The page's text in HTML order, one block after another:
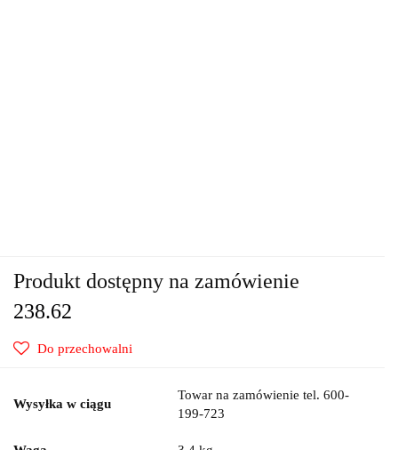
Produkt dostępny na zamówienie
238.62
Do przechowalni
Wysyłka w ciągu
Towar na zamówienie tel. 600-
199-723